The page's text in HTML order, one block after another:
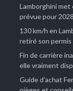
Lamborghini met
prévue pour 2028
130 km/h en
retiré son permis
Fin de carrière
elle vraiment
Guide d'achat